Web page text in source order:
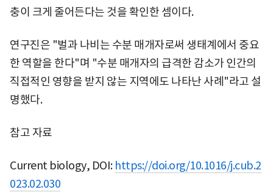
충이 크게 줄어든다는 것을 확인한 셈이다.
연구진은 "벌과 나비는 수분 매개자로써 생태계에서 중요
한 역할을 한다"며 "수분 매개자의 급격한 감소가 인간의
직접적인 영향을 받지 않는 지역에도 나타난 사례"라고 설
명했다.
참고 자료
Current biology, DOI: https://doi.org/10.1016/j.cub.2
023.02.030